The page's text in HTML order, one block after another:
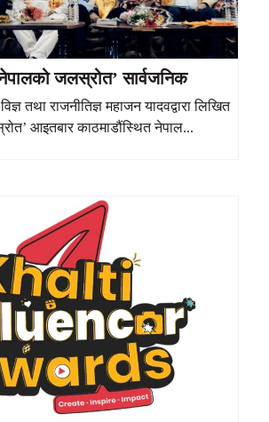
जलस्रोत’ सार्वजनिक
तथा राजनीतिज्ञ महाजन यादवद्वारा लिखित
आइतबार काठमाडौंस्थित नेपाल...